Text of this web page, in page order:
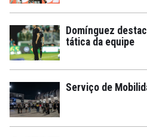
Domínguez
tática da equipe
Serviço de